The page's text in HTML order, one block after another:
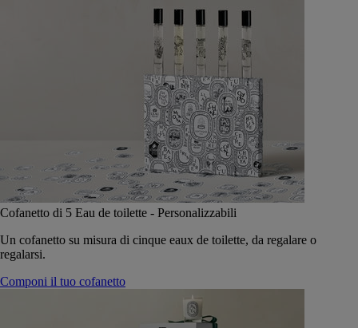
Cofanetto di 5 Eau de toilette - Personalizzabili
Un cofanetto su misura di cinque eaux de toilette, da regalare o
regalarsi.
Componi il tuo cofanetto